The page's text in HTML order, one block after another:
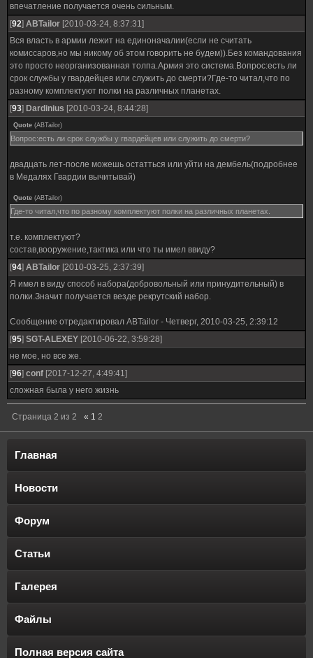
впечатление получается очень сильным.
[92] ABTailor [2010-03-24, 8:37:31]
Вся власть в армии лежит на единоначалии(если не считать
комиссаров,но мы никому об этом говорить не будем)).Без командования
это просто неорганизованная толпа.Армия это система.Вопрос:есть ли
срок службы у гвардейцев или служить до смерти?Где-то читал,что по
разному комплектуют полки на различных планетах.
[93] Dardinius [2010-03-24, 8:44:28]
Quote (ABTailor)
Вопрос:есть ли срок службы у гвардейцев или служить до смерти?
двадцать лет-после можешь остатться или уйти на дембель(подробнее
в Медалях Гвардии вычитывай)
Quote (ABTailor)
Где-то читал,что по разному комплектуют полки на различных планетах.
т.е. комплектуют?
состав,вооружение,тактика или что ты имел ввиду?
[94] ABTailor [2010-03-25, 2:37:39]
Я имел в виду способ набора(добровольный или принудительный) в
полки.Значит получается везде рекрутский набор.
Сообщение отредактировал ABTailor - Четверг, 2010-03-25, 2:39:12
[95] SGT-ALEXEY [2010-06-22, 3:59:28]
не мое, но все же.
[96] conf [2017-12-27, 4:49:41]
сложная была у него жизнь
Страница 2 из 2 « 1 2
Главная
Новости
Форум
Статьи
Галерея
Файлы
Полная версия сайта